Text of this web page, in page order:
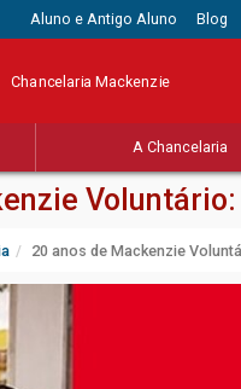
Aluno e Antigo Aluno Blog
Chancelaria Mackenzie
A Chancelaria
20 anos de Mackenzie